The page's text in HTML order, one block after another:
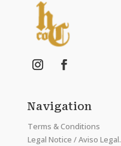
Navigation
Terms & Conditions
Legal Notice / Aviso Legal.